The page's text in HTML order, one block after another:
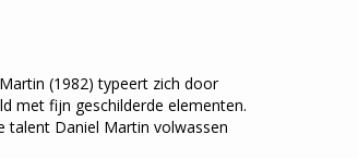
(1982) typeert zich door
met fijn geschilderde elementen.
talent Daniel Martin volwassen